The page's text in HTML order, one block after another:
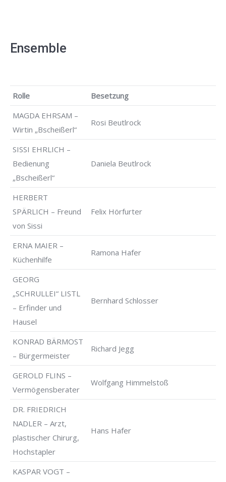
Ensemble
Rolle
Besetzung
MAGDA EHRSAM –
Wirtin „Bscheißerl“
Rosi Beutlrock
SISSI EHRLICH –
Bedienung
„Bscheißerl“
Daniela Beutlrock
HERBERT
SPÄRLICH – Freund
von Sissi
Felix Hörfurter
ERNA MAIER –
Küchenhilfe
Ramona Hafer
GEORG
„SCHRULLEI“ LISTL
– Erfinder und
Hausel
Bernhard Schlosser
KONRAD BÄRMOST
– Bürgermeister
Richard Jegg
GEROLD FLINS –
Vermögensberater
Wolfgang Himmelstoß
DR. FRIEDRICH
NADLER – Arzt,
plastischer Chirurg,
Hochstapler
Hans Hafer
KASPAR VOGT –